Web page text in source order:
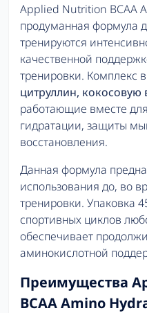
Applied Nutrition BCAA
продуманная формула
тренируются
качественной
тренировки. Комплекс
цитруллин, кокосовую
работающие вместе
гидратации, защиты
восстановления.
Данная формула
использования до, во
тренировки. Упаковка
спортивных циклов
обеспечивает
аминокислотной
Преимущества
BCAA Amino